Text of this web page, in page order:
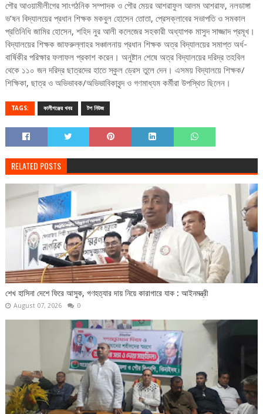
পৌর আওয়ামীলীগের সাংগঠনিক সম্পাদক ও পৌর মেয়র আশরাফুল আলম আশরাফ, নলডাঙ্গা
ভ’ষন বিদ্যালয়ের প্রধান শিক্ষক মকবুল হোসেন তোতা, প্রেসক্লাবের সভাপতি ও সমকাল
প্রতিনিধি জামির হোসেন, শহিদ নুর আলী কলেজের সহকারী অধ্যাপক মাসুদ সাজ্জাদ প্রমূখ।
বিদ্যালয়ের শিক্ষক জাফরুল্লাহর সঞ্চালনায় প্রধান শিক্ষক অত্র বিদ্যালয়ের সমাপ্ত অর্ধ-
বার্ষিকীর পরিক্ষার ফলাফল প্রকাশ করেন। অনুষ্টান শেষে অত্র বিদ্যালয়ের দরিদ্র তহবিল
থেকে ১১০ জন দরিদ্র ছাত্রদের হাতে স্কুল ড্রেস তুলে দেন। এসময় বিদ্যালয়ে শিক্ষক/
শিক্ষিকা, ছাত্র ও অভিভাবক/অভিভাবিকাবৃন্দ ও গণমাধ্যম কর্মীরা উপস্থিত ছিলেন।
TAGS: কালীগঞ্জের খবর টপ নিউজ
RELATED POSTS
শেখ হাসিনা দেশে ফিরে আসুক, গণহত্যার দায় নিয়ে কারাগারে যাক : আইনমন্ত্রী
August 07, 2026 0